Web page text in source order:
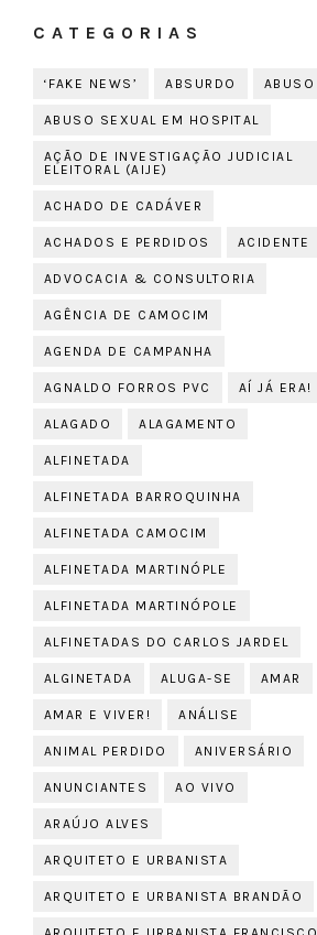
CATEGORIAS
‘FAKE NEWS’ ABSURDO ABUSO
ABUSO SEXUAL EM HOSPITAL
AÇÃO DE INVESTIGAÇÃO JUDICIAL
ELEITORAL (AIJE)
ACHADO DE CADÁVER
ACHADOS E PERDIDOS ACIDENTE
ADVOCACIA & CONSULTORIA
AGÊNCIA DE CAMOCIM
AGENDA DE CAMPANHA
AGNALDO FORROS PVC AÍ JÁ ERA!
ALAGADO ALAGAMENTO
ALFINETADA
ALFINETADA BARROQUINHA
ALFINETADA CAMOCIM
ALFINETADA MARTINÓPLE
ALFINETADA MARTINÓPOLE
ALFINETADAS DO CARLOS JARDEL
ALGINETADA ALUGA-SE AMAR
AMAR E VIVER! ANÁLISE
ANIMAL PERDIDO ANIVERSÁRIO
ANUNCIANTES AO VIVO
ARAÚJO ALVES
ARQUITETO E URBANISTA
ARQUITETO E URBANISTA BRANDÃO